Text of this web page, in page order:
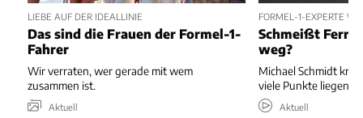
LIEBE AUF DER IDEALLINIE
Das sind die Frauen der Formel-1-
Fahrer
Wir verraten, wer gerade mit wem
zusammen ist.
Aktuell
FORMEL-1-EXPERTE
Schmeißt
weg?
Michael Schmidt
viele Punkte
Aktuell